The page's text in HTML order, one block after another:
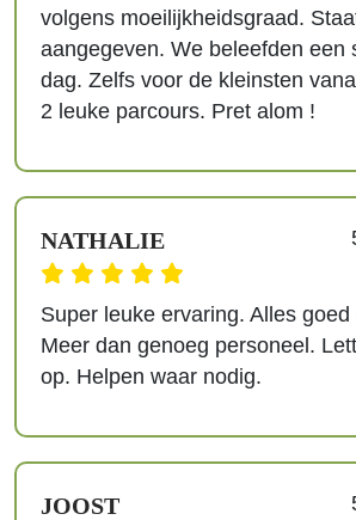
volgens moeilijkheidsgraad.
aangegeven. We beleefden een
dag. Zelfs voor de kleinsten
2 leuke parcours. Pret alom !
NATHALIE
Super leuke ervaring. Alles goed
Meer dan genoeg personeel.
op. Helpen waar nodig.
JOOST